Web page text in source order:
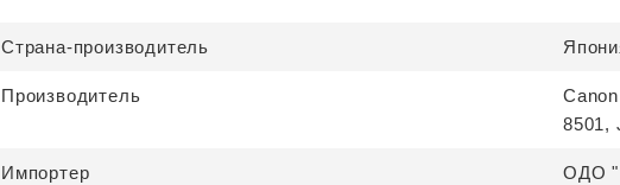
Страна-производитель
Производитель
8501,
Импортер ОДО